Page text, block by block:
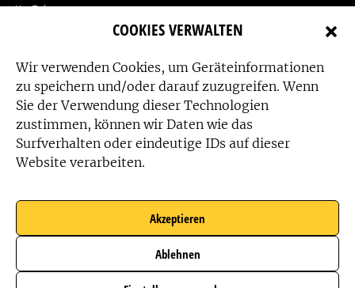
COOKIES VERWALTEN
Wir verwenden Cookies, um Geräteinformationen
zu speichern und/oder darauf zuzugreifen. Wenn
Sie der Verwendung dieser Technologien
zustimmen, können wir Daten wie das
Surfverhalten oder eindeutige IDs auf dieser
Website verarbeiten.
Akzeptieren
Ablehnen
- YouTube